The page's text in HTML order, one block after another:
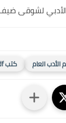
لشوقى
العام كتب pdf